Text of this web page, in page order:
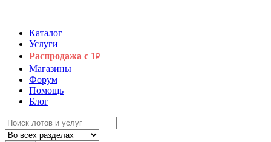
Каталог
Услуги
Распродажа с 1₽
Магазины
Форум
Помощь
Блог